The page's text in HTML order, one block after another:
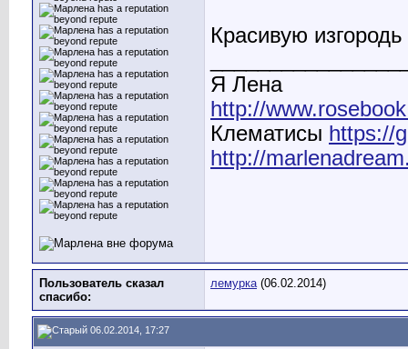
Красивую
Я Лена
http://
Клематисы https://
http://
Пользователь сказал
cпасибо:
лемурка(06.02.2014)
06.02.2014, 17:27